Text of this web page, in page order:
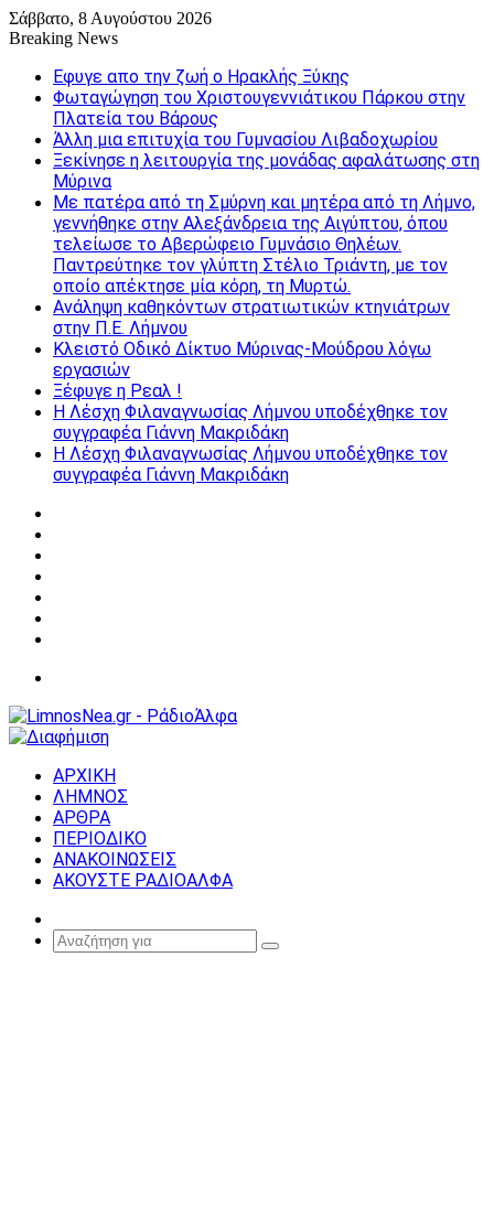
Σάββατο, 8 Αυγούστου 2026
Breaking News
Εφυγε απο την ζωή o Ηρακλής Ξύκης
Φωταγώγηση του Χριστουγεννιάτικου Πάρκου στην
Πλατεία του Βάρους
Άλλη μια επιτυχία του Γυμνασίου Λιβαδοχωρίου
Ξεκίνησε η λειτουργία της μονάδας αφαλάτωσης στη
Μύρινα
Με πατέρα από τη Σμύρνη και μητέρα από τη Λήμνο,
γεννήθηκε στην Αλεξάνδρεια της Αιγύπτου, όπου
τελείωσε το Αβερώφειο Γυμνάσιο Θηλέων.
Παντρεύτηκε τον γλύπτη Στέλιο Τριάντη, με τον
οποίο απέκτησε μία κόρη, τη Μυρτώ.
Ανάληψη καθηκόντων στρατιωτικών κτηνιάτρων
στην Π.Ε. Λήμνου
Κλειστό Οδικό Δίκτυο Μύρινας-Μούδρου λόγω
εργασιών
Ξέφυγε η Ρεαλ !
Η Λέσχη Φιλαναγνωσίας Λήμνου υποδέχθηκε τον
συγγραφέα Γιάννη Μακριδάκη
Η Λέσχη Φιλαναγνωσίας Λήμνου υποδέχθηκε τον
συγγραφέα Γιάννη Μακριδάκη
ΑΡΧΙΚΗ
ΛΗΜΝΟΣ
ΑΡΘΡΑ
ΠΕΡΙΟΔΙΚΟ
ΑΝΑΚΟΙΝΩΣΕΙΣ
ΑΚΟΥΣΤΕ ΡΑΔΙΟΑΛΦΑ
Article
Αναζήτηση